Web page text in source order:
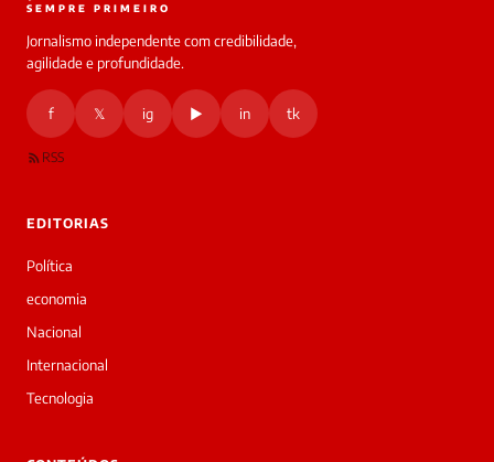
Oi!
Bom
dia!
a
Laura,
SEMPRE PRIMEIRO
Jornalismo independente com credibilidade,
agilidade e profundidade.
f 𝕏 ig ▶ in tk
RSS
EDITORIAS
Política
economia
Nacional
Internacional
Tecnologia